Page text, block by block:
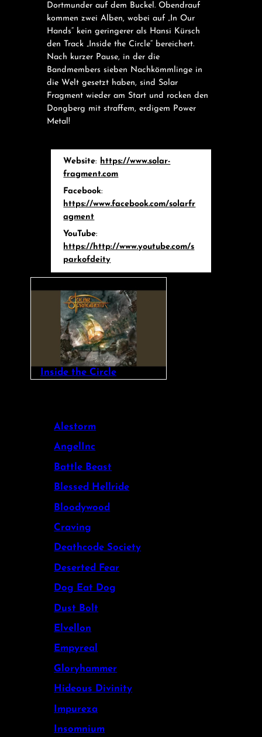
Dortmunder auf dem Buckel. Obendrauf
kommen zwei Alben, wobei auf „In Our
Hands“ kein geringerer als Hansi Kürsch
den Track „Inside the Circle“ bereichert.
Nach kurzer Pause, in der die
Bandmembers sieben Nachkömmlinge in
die Welt gesetzt haben, sind Solar
Fragment wieder am Start und rocken den
Dongberg mit straffem, erdigem Power
Metal!
Website: https://www.solar-
fragment.com
Facebook:
https://www.facebook.com/solarfr
agment
YouTube:
https://http://www.youtube.com/s
parkofdeity
Inside the Circle
Alestorm
AngelInc
Battle Beast
Blessed Hellride
Bloodywood
Craving
Deathcode Society
Deserted Fear
Dog Eat Dog
Dust Bolt
Elvellon
Empyreal
Gloryhammer
Hideous Divinity
Impureza
Insomnium